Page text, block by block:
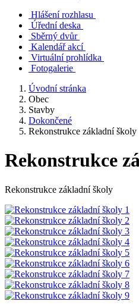
Hlášení rozhlasu
Úřední deska
Sběrný dvůr
Kalendář akcí
Virtuální prohlídka
Fotogalerie
Úvodní stránka
Obec
Stavby
Dokončené
Rekonstrukce základní školy
Rekonstrukce
Rekonstrukce základní školy